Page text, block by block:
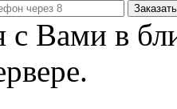
Вами в